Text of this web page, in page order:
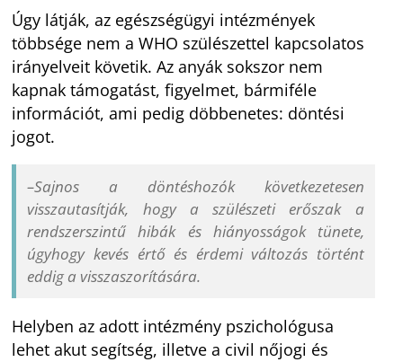
Úgy látják, az egészségügyi intézmények
többsége nem a WHO szülészettel kapcsolatos
irányelveit követik. Az anyák sokszor nem
kapnak támogatást, figyelmet, bármiféle
információt, ami pedig döbbenetes: döntési
jogot.
–Sajnos a döntéshozók következetesen
visszautasítják, hogy a szülészeti erőszak a
rendszerszintű hibák és hiányosságok tünete,
úgyhogy kevés értő és érdemi változás történt
eddig a visszaszorítására.
Helyben az adott intézmény pszichológusa
lehet akut segítség, illetve a civil nőjogi és